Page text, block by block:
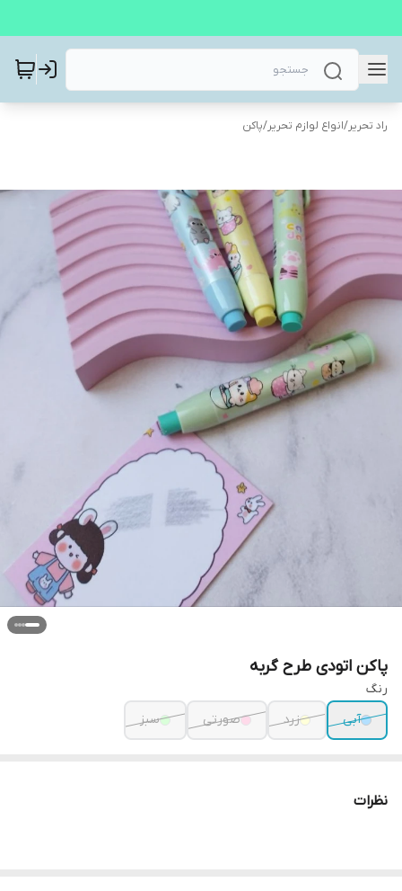
راد تحریر/انواع لوازم تحریر/پاکن
پاکن اتودی طرح گربه
رنگ
آبی
زرد صورتی سبز
نظرات